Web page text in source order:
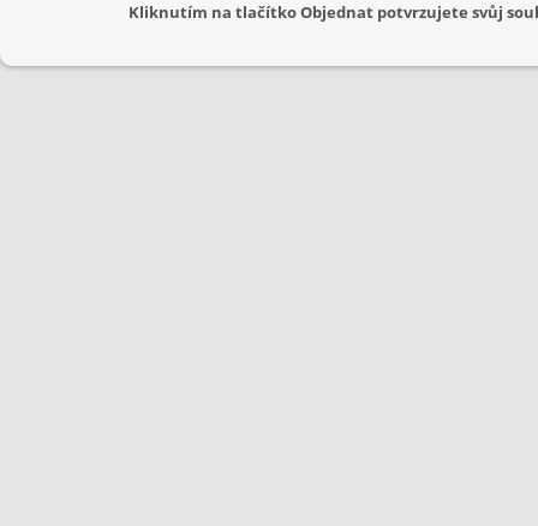
Kliknutím na tlačítko Objednat potvrzujete svůj